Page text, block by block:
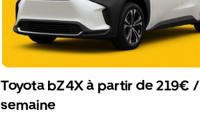
Toyota bZ4X à partir de 219€ /
semaine